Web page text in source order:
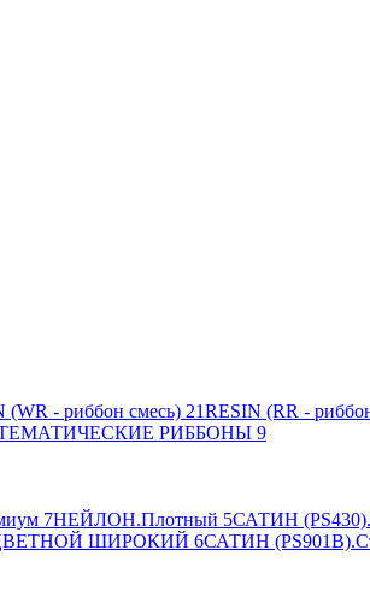
(WR - риббон смесь) 21RESIN (RR -
РИББОНЫ 9
7НЕЙЛОН.Плотный 5САТИН
ЦВЕТНОЙ ШИРОКИЙ 6САТИН